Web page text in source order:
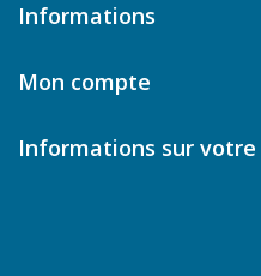
Informations
Mon compte
Informations sur